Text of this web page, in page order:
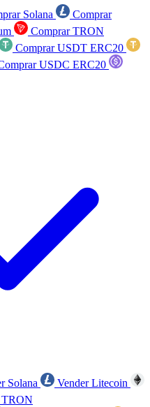
Solana
Comprar
Comprar TRON
Comprar USDT ERC20
USDC ERC20
Solana
Vender Litecoin
TRON